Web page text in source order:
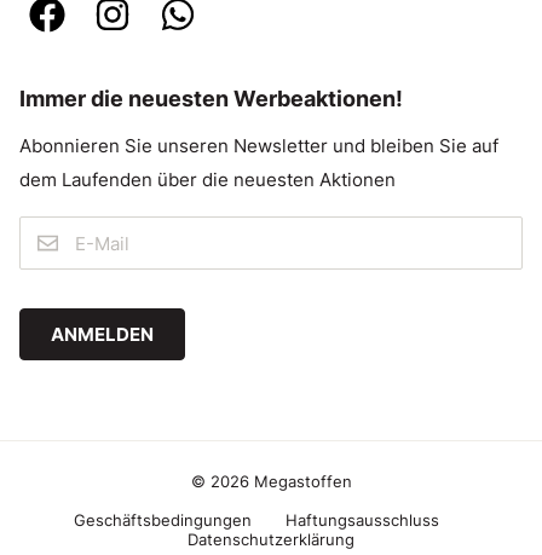
Immer die neuesten Werbeaktionen!
Abonnieren Sie unseren Newsletter und bleiben Sie auf
dem Laufenden über die neuesten Aktionen
ANMELDEN
© 2026 Megastoffen
Geschäftsbedingungen
Haftungsausschluss
Datenschutzerklärung